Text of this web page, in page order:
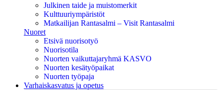
Julkinen taide ja muistomerkit
Kulttuuriympäristöt
Matkailijan Rantasalmi – Visit Rantasalmi
Nuoret
Etsivä nuorisotyö
Nuorisotila
Nuorten vaikuttajaryhmä KASVO
Nuorten kesätyöpaikat
Nuorten työpaja
Varhaiskasvatus ja opetus